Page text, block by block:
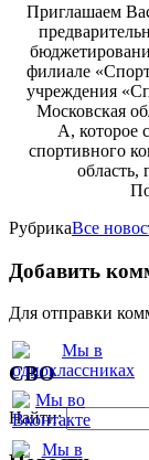
Приглашаем
филиале
учреждения
Московская
А, которое
спортивного
область,
РубрикаВсе
Добавить
Для отправки
СВО
Найти: